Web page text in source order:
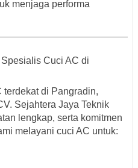
menjaga performa
Cuci AC di
terdekat di Pangradin,
Sejahtera Jaya Teknik
lengkap, serta komitmen
melayani cuci AC untuk: